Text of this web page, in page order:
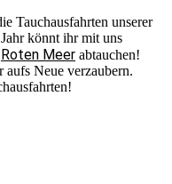
Tauchausfahrten unserer
könnt ihr mit uns
Roten Meer abtauchen!
aufs Neue verzaubern.